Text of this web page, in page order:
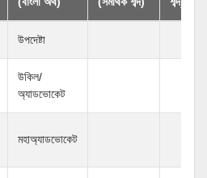
উপদেষ্টা
উকিল/
অ্যাডভোকেট
মহাঅ্যাডভোকেট